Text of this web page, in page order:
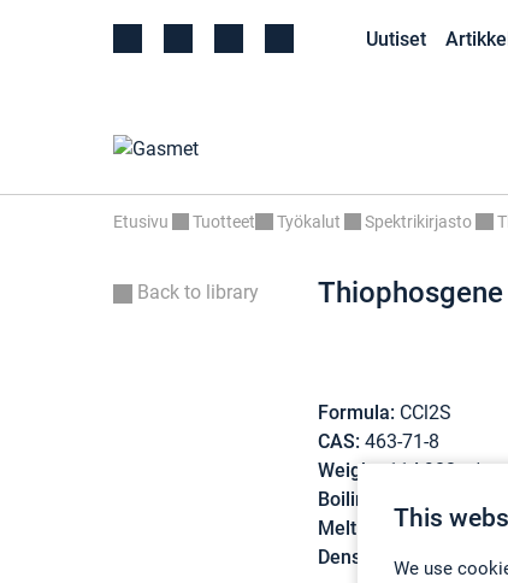
This
We use
Uutiset
Etusivu Tuotteet Työkalut Spektrikirjasto
Back to library Thiophosgene
Formula: CCl2S
CAS: 463-71-8
Weight:
114,982 g/
Boiling point:
Melting point:< 25 °C
Density:
1,51 g/cm3